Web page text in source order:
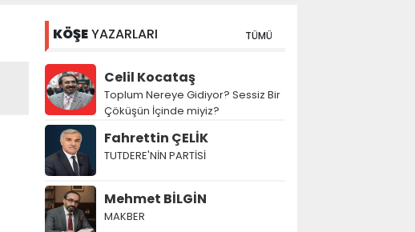
KÖŞEYAZARLARI TÜMÜ
Celil Kocataş
Toplum Nereye Gidiyor? Sessiz Bir
Çöküşün İçinde miyiz?
Fahrettin ÇELİK
TUTDERE'NİN PARTİSİ
Mehmet BİLGİN
MAKBER